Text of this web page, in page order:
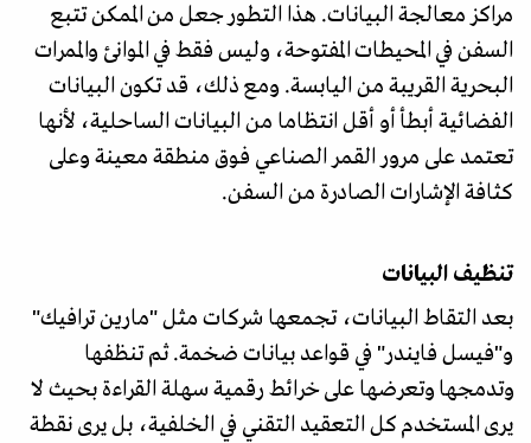
مراكز معالجة البيانات. هذا التطور جعل من الممكن تتبع
السفن في المحيطات المفتوحة، وليس فقط في الموانئ والممرات
البحرية القريبة من اليابسة. ومع ذلك، قد تكون البيانات
الفضائية أبطأ أو أقل انتظاما من البيانات الساحلية، لأنها
تعتمد على مرور القمر الصناعي فوق منطقة معينة وعلى
كثافة الإشارات الصادرة من السفن.
تنظيف البيانات
بعد التقاط البيانات، تجمعها شركات مثل "مارين ترافيك"
و"فيسل فايندر" في قواعد بيانات ضخمة. ثم تنظفها
وتدمجها وتعرضها على خرائط رقمية سهلة القراءة بحيث لا
يرى المستخدم كل التعقيد التقني في الخلفية، بل يرى نقطة